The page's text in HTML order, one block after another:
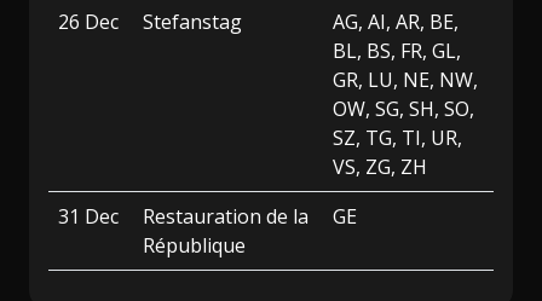
26 Dec
Stefanstag
AG, AI, AR, BE,
BL, BS, FR, GL,
GR, LU, NE, NW,
OW, SG, SH, SO,
SZ, TG, TI, UR,
VS, ZG, ZH
31 Dec
Restauration de la
République
GE